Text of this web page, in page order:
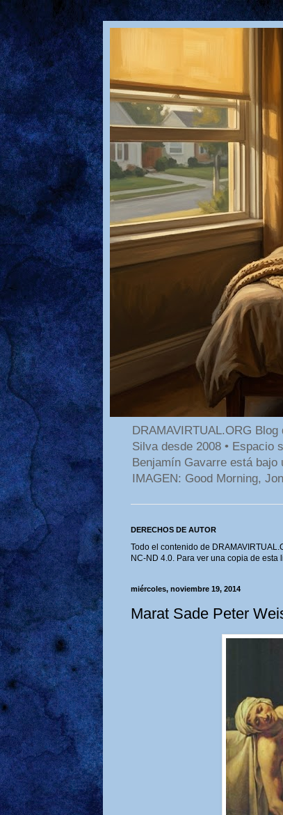
DRAMAVIRTUAL.ORG
Silva desde 2008 • Espacio
Benjamín Gavarre está
IMAGEN: Good Morning,
DERECHOS DE AUTOR
Todo el contenido de
NC-ND 4.0. Para ver una copia de
miércoles, noviembre 19, 2014
Marat Sade Peter